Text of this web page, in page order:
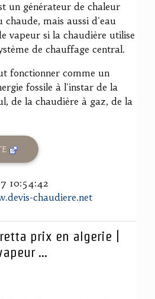
un générateur de chaleur
chaude, mais aussi d'eau
vapeur si la chaudière utilise
de chauffage central.
fonctionner comme un
fossile à l'instar de la
de la chaudière à gaz, de la
10:54:42
chaudiere.net
prix en algerie |
...